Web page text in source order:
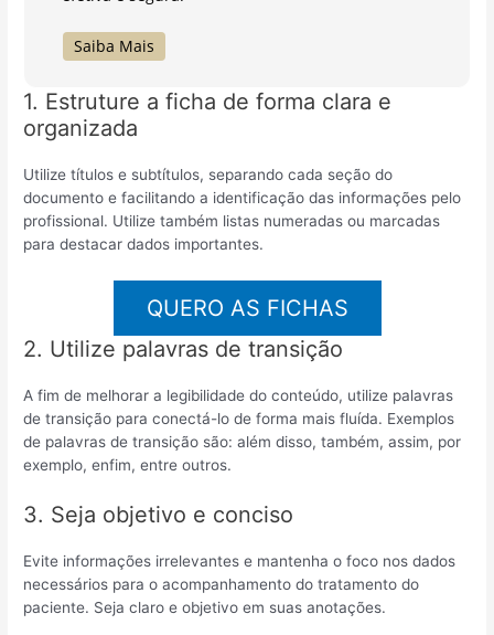
Saiba Mais
1. Estruture a ficha de forma clara e
organizada
Utilize títulos e subtítulos, separando cada seção do
documento e facilitando a identificação das informações pelo
profissional. Utilize também listas numeradas ou marcadas
para destacar dados importantes.
QUERO AS FICHAS
2. Utilize palavras de transição
A fim de melhorar a legibilidade do conteúdo, utilize palavras
de transição para conectá-lo de forma mais fluída. Exemplos
de palavras de transição são: além disso, também, assim, por
exemplo, enfim, entre outros.
3. Seja objetivo e conciso
Evite informações irrelevantes e mantenha o foco nos dados
necessários para o acompanhamento do tratamento do
paciente. Seja claro e objetivo em suas anotações.